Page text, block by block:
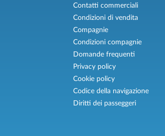
Contatti commerciali
Condizioni di vendita
Compagnie
Condizioni compagnie
Domande frequenti
Privacy policy
Cookie policy
Codice della navigazione
Diritti dei passeggeri